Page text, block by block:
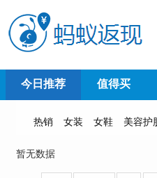
今日推荐 值得买
热销 女装 女鞋 美容护
暂无数据